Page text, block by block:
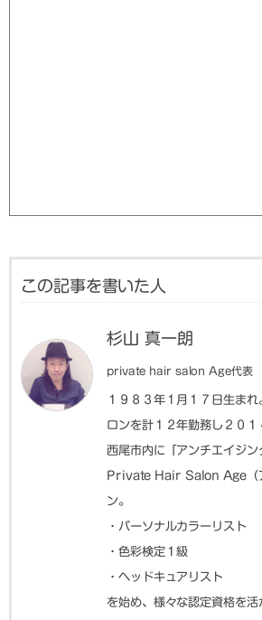
この記事を書いた人
杉山 真一朗
private hair salon Age代表
１９８３年１月１７日生ま
ロンを計１２年勤務し２０
西尾市内に「アンチエイジン
Private Hair Salon Age（
ン。
・パーソナルカラーリスト
・色彩検定１級
・ヘッドキュアリスト
を始め、様々な認定資格を